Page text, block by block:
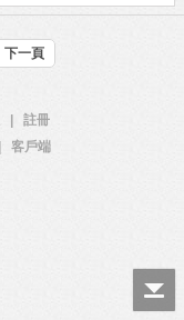
下一頁
註冊
客戶端